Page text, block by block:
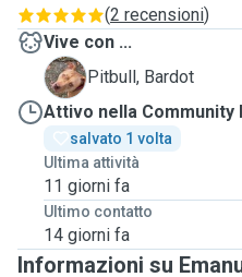
(2 recensioni)
Vive con ...
B
Pitbull, Bardot
Attivo nella Community
salvato 1 volta
Ultima attività
11 giorni fa
Ultimo contatto
14 giorni fa
Informazioni su